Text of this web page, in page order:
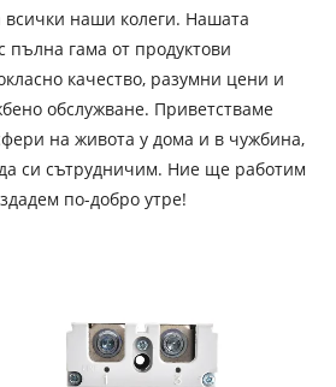
наши колеги. Нашата
пълна гама от продуктови
качество, разумни цени и
обслужване. Приветстваме
на живота у дома и в чужбина,
си сътрудничим. Ние ще работим
по-добро утре!